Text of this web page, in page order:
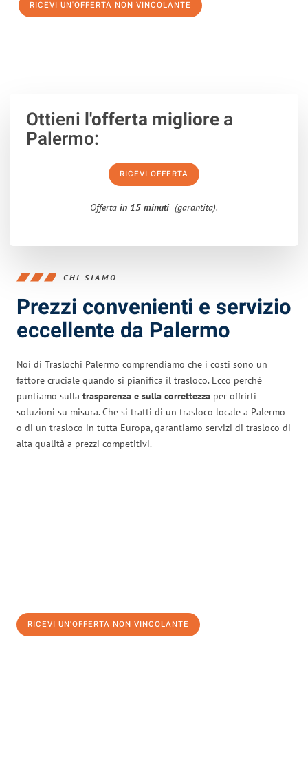
RICEVI UN'OFFERTA NON VINCOLANTE
Ottieni l'offerta migliorea
Palermo:
RICEVI OFFERTA
Offerta in 15 minuti (garantita).
CHI SIAMO
Prezzi convenienti e servizio
eccellente da Palermo
Noi di Traslochi Palermo comprendiamo che i costi sono un
fattore cruciale quando si pianifica il trasloco. Ecco perché
puntiamo sulla trasparenza e sulla correttezza per offrirti
soluzioni su misura. Che si tratti di un trasloco locale a Palermo
o di un trasloco in tutta Europa, garantiamo servizi di trasloco di
alta qualità a prezzi competitivi.
RICEVI UN'OFFERTA NON VINCOLANTE